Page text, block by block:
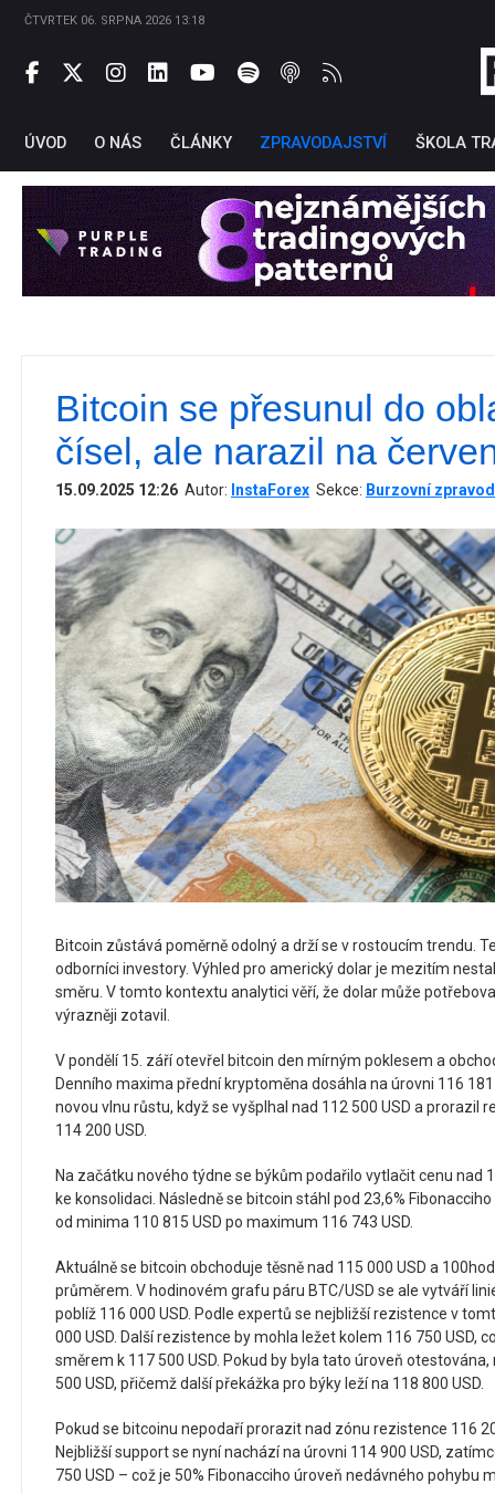
ČTVRTEK 06. SRPNA 2026 13:18
ÚVOD O NÁS ČLÁNKY ZPRAVODAJSTVÍ ŠKOLA
Bitcoin se přesunul do
čísel, ale narazil na
15.09.2025 12:26 Autor: InstaForex Sekce: Burzovní
Bitcoin zůstává poměrně odolný a drží se v rostoucím trendu.
odborníci investory. Výhled pro americký dolar je mezitím
směru. V tomto kontextu analytici věří, že dolar může
výrazněji zotavil.
V pondělí 15. září otevřel bitcoin den mírným poklesem a
Denního maxima přední kryptoměna dosáhla na úrovni 116
novou vlnu růstu, když se vyšplhal nad 112 500 USD a prorazil
114 200 USD.
Na začátku nového týdne se býkům podařilo vytlačit cenu nad
ke konsolidaci. Následně se bitcoin stáhl pod 23,6%
od minima 110 815 USD po maximum 116 743 USD.
Aktuálně se bitcoin obchoduje těsně nad 115 000 USD a
průměrem. V hodinovém grafu páru BTC/USD se ale vytváří
poblíž 116 000 USD. Podle expertů se nejbližší rezistence v
000 USD. Další rezistence by mohla ležet kolem 116 750 USD,
směrem k 117 500 USD. Pokud by byla tato úroveň
500 USD, přičemž další překážka pro býky leží na 118 800 USD.
Pokud se bitcoinu nepodaří prorazit nad zónu rezistence 116
Nejbližší support se nyní nachází na úrovni 114 900 USD,
750 USD – což je 50% Fibonacciho úroveň nedávného pohybu